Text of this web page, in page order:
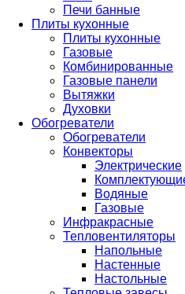
Печи банные
Плиты кухонные
Плиты кухонные
Газовые
Комбинированные
Газовые панели
Вытяжки
Духовки
Обогреватели
Обогреватели
Конвекторы
Электрические
Водяные
Газовые
Инфракрасные
Тепловентиляторы
Напольные
Настенные
Настольные